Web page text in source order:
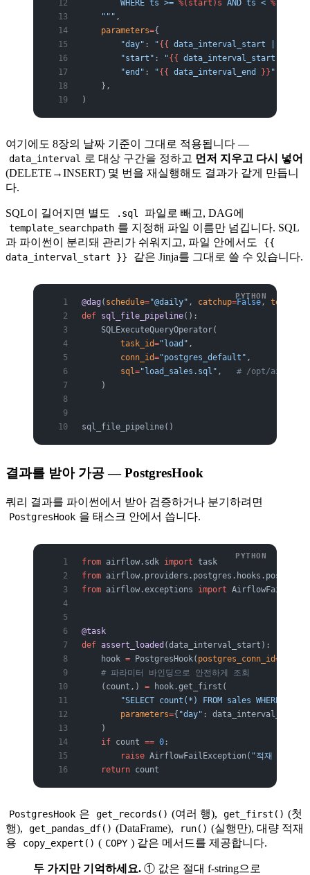
        WHERE ts >=
%(start)s AND ts < %(end)s
    """
,
    parameters
={
        "day"
: "{{ data_interval_start | ds
        "start"
: "{{ data_interval_start
        "end"
: "{{ data_interval_end }} "
    },
)
여기에도 8장의 날짜 기준이 그대로 적용됩니다 —
data_interval 로 대상 구간을 정하고 먼저 지우고 다시 넣어
(DELETE→INSERT) 몇 번을 재실행해도 결과가 같게 만듭니
다.
SQL이 길어지면 별도 .sql 파일로 빼고, DAG에
template_searchpath 를 지정해 파일 이름만 넘깁니다. SQL
과 파이썬이 분리돼 관리가 쉬워지고, 파일 안에서도
{{
data_interval_start }}
같은 Jinja를 그대로 쓸 수 있습니다.
@dag ( schedule="@daily" , catchup=False,
def sql_file_pipeline():
    SQLExecuteQueryOperator(
        task_id
="load" ,
        conn_id
="postgres_default" ,
        sql
="load_sales.sql" , # /opt/airflow/
    )
sql_file_pipeline()
결과를 받아 가공 — PostgresHook
쿼리 결과를 파이썬에서 받아 검증하거나 분기하려면
PostgresHook 을 태스크 안에서 씁니다.
from airflow.sdk import task
from airflow.providers.postgres.hooks.postgres
from airflow.exceptions import
@task
def assert_loaded (data_interval_start):
    hook
= PostgresHook( postgres_conn_id=
    # 파라미터 바인딩으로 안전하게 조회
    (count,)
= hook.get_first(
"SELECT count(*) FROM sales WHERE day
        parameters
={ "day" :
    )
    if
count == 0 :
        raise
AirflowFailException( "적재 결과가
    return
count
PostgresHook 은 get_records() (여러 행), get_first() (첫
행),
get_pandas_df() (DataFrame), run() (실행만), 대량 적재
용
copy_expert() ( COPY ) 같은 메서드를 제공합니다.
두 가지만 기억하세요. ① 값은 절대 f-string으로